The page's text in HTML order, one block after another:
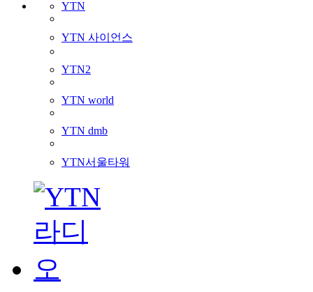
YTN
YTN 사이언스
YTN2
YTN world
YTN dmb
YTN서울타워